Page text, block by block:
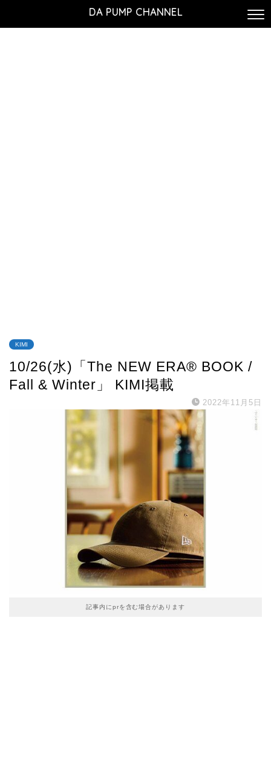
DA PUMP CHANNEL
KIMI
10/26(水)「The NEW ERA® BOOK /
Fall & Winter」 KIMI掲載
2022年11月5日
記事内にprを含む場合があります